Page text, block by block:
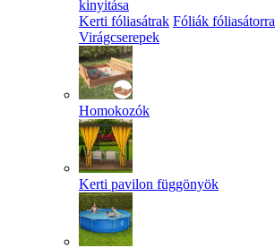
kinyitása
Kerti fóliasátrak Fóliák fóliasátorra
Virágcserepek
Homokozók
Kerti pavilon függönyök